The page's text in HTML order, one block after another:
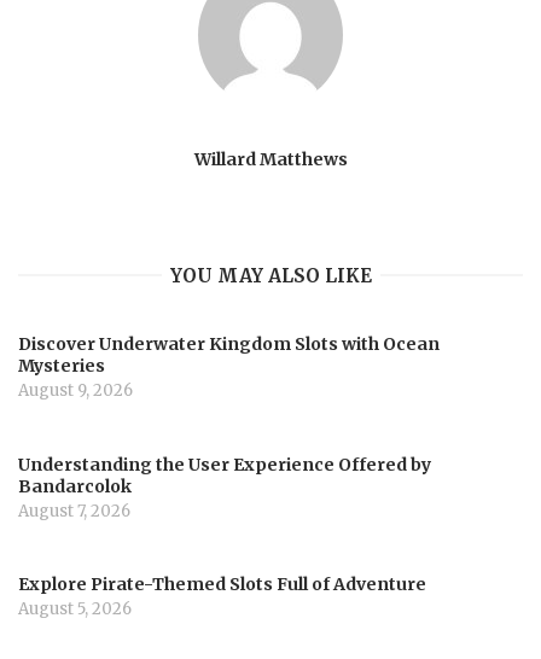
Willard Matthews
YOU MAY ALSO LIKE
Discover Underwater Kingdom Slots with Ocean
Mysteries
August 9, 2026
Understanding the User Experience Offered by
Bandarcolok
August 7, 2026
Explore Pirate-Themed Slots Full of Adventure
August 5, 2026